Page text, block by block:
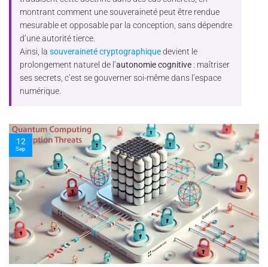
montrant comment une souveraineté peut être rendue
mesurable et opposable par la conception, sans dépendre
d’une autorité tierce.
Ainsi, lasouveraineté cryptographiquedevient le
prolongement naturel de l’autonomie cognitive : maîtriser
ses secrets, c’est se gouverner soi-même dans l’espace
numérique.
10
Nov